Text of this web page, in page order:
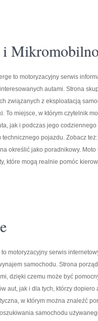
to motoryzacyjny serwis
autami. Strona
związanych z eksploatacją
To miejsce, w którym czytelnik
jak i podczas jego
technicznego pojazdu. Zobacz
określić jako poradnikowy.
które mogą realnie pomóc
to motoryzacyjny serwis
samochodu. Strona
dzięki czemu może być
aut, jak i dla tych, którzy
w którym można znaleźć
samochodu